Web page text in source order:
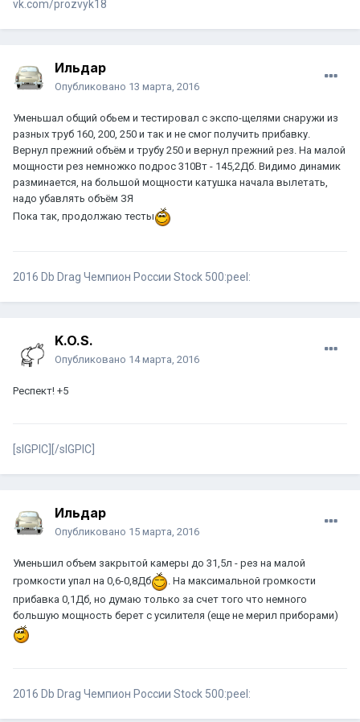
vk.com/prozvyk18
Ильдар
Опубликовано 13 марта, 2016
Уменьшал общий обьем и тестировал с экспо-щелями снаружи из
разных труб 160, 200, 250 и так и не смог получить прибавку.
Вернул прежний объём и трубу 250 и вернул прежний рез. На малой
мощности рез немножко подрос 310Вт - 145,2Дб. Видимо динамик
разминается, на большой мощности катушка начала вылетать,
надо убавлять объём ЗЯ
Пока так, продолжаю тесты
2016 Db Drag Чемпион России Stock 500:peel:
K.O.S.
Опубликовано 14 марта, 2016
Респект! +5
[sIGPIC][/sIGPIC]
Ильдар
Опубликовано 15 марта, 2016
Уменьшил объем закрытой камеры до 31,5л - рез на малой
громкости упал на 0,6-0,8Дб
. На максимальной громкости
прибавка 0,1Дб, но думаю только за счет того что немного
большую мощность берет с усилителя (еще не мерил приборами)
2016 Db Drag Чемпион России Stock 500:peel: